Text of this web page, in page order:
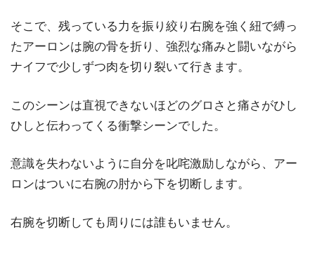
そこで、残っている力を振り絞り右腕を強く紐で縛っ
たアーロンは腕の骨を折り、強烈な痛みと闘いながら
ナイフで少しずつ肉を切り裂いて行きます。
このシーンは直視できないほどのグロさと痛さがひし
ひしと伝わってくる衝撃シーンでした。
意識を失わないように自分を叱咤激励しながら、アー
ロンはついに右腕の肘から下を切断します。
右腕を切断しても周りには誰もいません。